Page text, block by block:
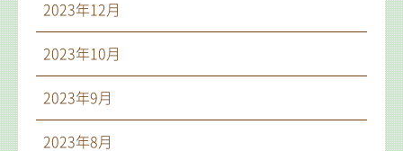
2023年12月
2023年10月
2023年9月
2023年8月